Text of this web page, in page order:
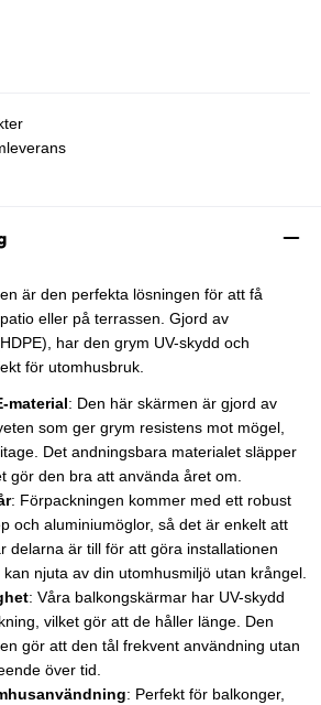
är den perfekta lösningen för att få
eller på terrassen. Gjord av
har den grym UV-skydd och
för utomhusbruk.
material: Den här skärmen är gjord av
som ger grym resistens mot mögel,
Det andningsbara materialet släpper
gör den bra att använda året om.
: Förpackningen kommer med ett robust
och aluminiumöglor, så det är enkelt att
delarna är till för att göra installationen
njuta av din utomhusmiljö utan krångel.
: Våra balkongskärmar har UV-skydd
vilket gör att de håller länge. Den
gör att den tål frekvent användning utan
över tid.
: Perfekt för balkonger,